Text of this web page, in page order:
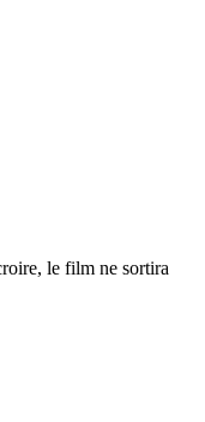
le film ne sortira